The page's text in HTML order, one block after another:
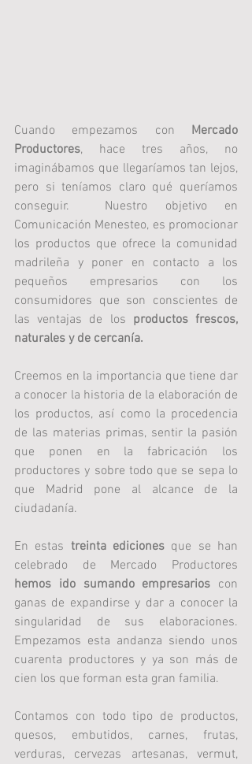
Cuando empezamos con Mercado
Productores, hace tres años, no
imaginábamos que llegaríamos tan lejos,
pero si teníamos claro qué queríamos
conseguir.  Nuestro objetivo en
Comunicación Menesteo, es promocionar
los productos que ofrece la comunidad
madrileña y poner en contacto a los
pequeños empresarios con los
consumidores que son conscientes de
las ventajas de los productos frescos,
naturales y de cercanía.
Creemos en la importancia que tiene dar
a conocer la historia de la elaboración de
los productos, así como la procedencia
de las materias primas, sentir la pasión
que ponen en la fabricación los
productores y sobre todo que se sepa lo
que Madrid pone al alcance de la
ciudadanía.
En estas treinta ediciones que se han
hemos ido sumando empresarios con
ganas de expandirse y dar a conocer la
singularidad de sus elaboraciones.
Empezamos esta andanza siendo unos
cuarenta productores y ya son más de
cien los que forman esta gran familia.
Contamos con todo tipo de productos,
quesos, embutidos, carnes, frutas,
verduras, cervezas artesanas, vermut,